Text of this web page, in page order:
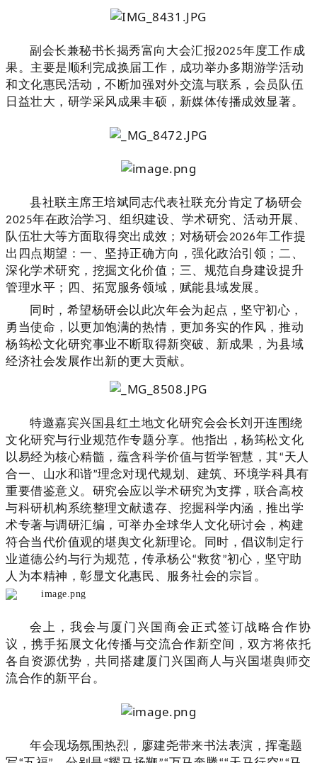
副会长兼秘书长揭秀富向大会汇报2025年度工作成
果。 主要是顺利完成换届工作，成功举办多期游学活动
和文化惠民活动，不断加强对外交流与联系， 会员队伍
日益壮大，研学采风成果丰硕，新媒体传播成效显著。
县社联主席王培斌 同志代表社联充分肯定了杨研会
2025年在政治学习、组织建设、学术研究、活动开展、
队伍壮大等方面取得突出成效 ； 对杨研会2026年工作提
出四点期望：一、坚持正确方向，强化政治引领；二、
深化学术研究，挖掘文化价值；三、规范自身建设提升
管理水平；四、拓宽服务领域，赋能县域发展。
同时， 希望杨研会以此次年会为起点，坚守初心，
勇当使命，以更加饱满的热情，更加务实的作风，推动
杨筠松文化研究事业不断取得新突破、新成果，为县域
经济社会发展作出新的更大贡献。
特邀嘉宾兴国县红土地文化研究会会长刘开连围绕
文化研究与行业规范作专题分享。他指出，杨筠松文化
以易经为核心精髓，蕴含科学价值与哲学智慧，其“天人
合一、山水和谐”理念对现代规划、建筑、环境学科具有
重要借鉴意义。研究会应以学术研究为支撑，联合高校
与科研机构系统整理文献遗存、挖掘科学内涵，推出学
术专著与调研汇编，可举办全球华人文化研讨会，构建
符合当代价值观的堪舆文化新理论。同时，倡议制定行
业道德公约与行为规范，传承杨公“救贫”初心，坚守助
人为本精神，彰显文化惠民、服务社会的宗旨。
会上，我会与厦门兴国商会正式签订战略合作协
议，携手拓展文化传播与交流合作新空间，双方将依托
各自资源优势，共同搭建厦门兴国商人与兴国堪舆师交
流合作的新平台。
年会现场氛围热烈，廖建尧带来书法表演，挥毫题